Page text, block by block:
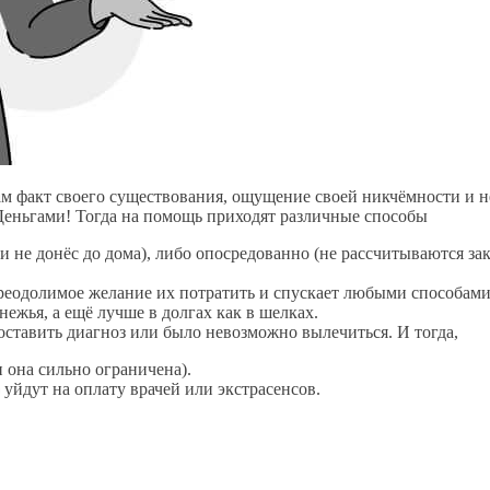
факт своего существования, ощущение своей никчёмности
Тогда на помощь приходят различные способы
не донёс до дома), либо опосредованно (не рассчитываются
желание их потратить и спускает любыми
а ещё лучше в долгах как в шелках.
диагноз или было невозможно вылечиться. И тогда,
сильно ограничена).
на оплату врачей или экстрасенсов.